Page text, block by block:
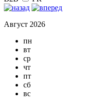
Август 2026
пн
вт
ср
чт
пт
сб
вс